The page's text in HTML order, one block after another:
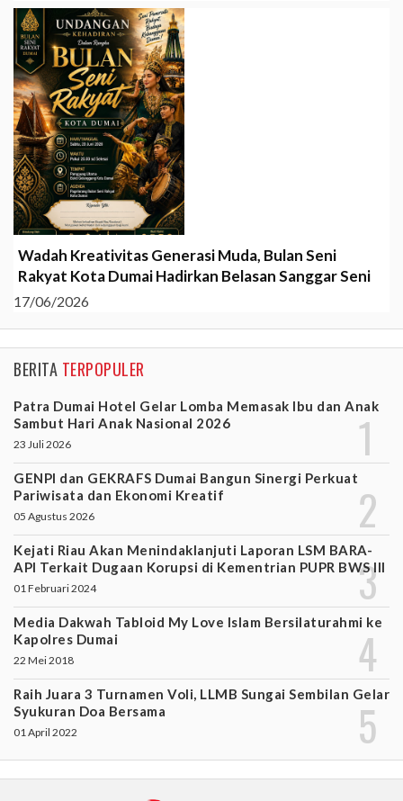
Wadah Kreativitas Generasi Muda, Bulan Seni
Rakyat Kota Dumai Hadirkan Belasan Sanggar Seni
17/06/2026
BERITA TERPOPULER
Patra Dumai Hotel Gelar Lomba Memasak Ibu dan Anak
Sambut Hari Anak Nasional 2026
23 Juli 2026
GENPI dan GEKRAFS Dumai Bangun Sinergi Perkuat
Pariwisata dan Ekonomi Kreatif
05 Agustus 2026
Kejati Riau Akan Menindaklanjuti Laporan LSM BARA-
API Terkait Dugaan Korupsi di Kementrian PUPR BWS III
01 Februari 2024
Media Dakwah Tabloid My Love Islam Bersilaturahmi ke
Kapolres Dumai
22 Mei 2018
Raih Juara 3 Turnamen Voli, LLMB Sungai Sembilan Gelar
Syukuran Doa Bersama
01 April 2022